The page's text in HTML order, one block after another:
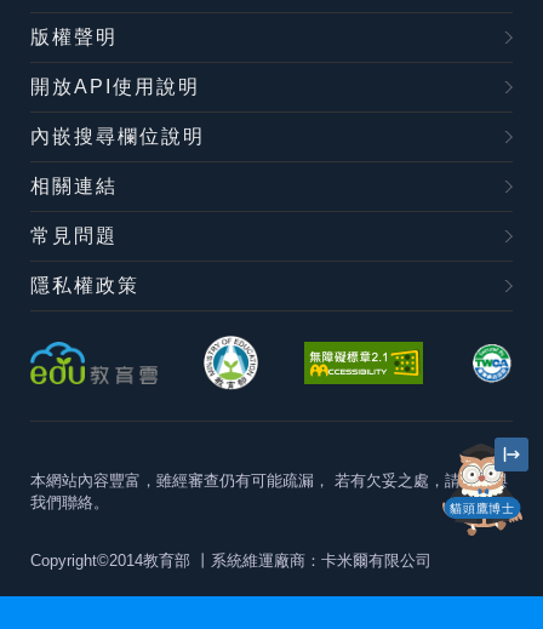
貓頭鷹博士
版權聲明
開放API使用說明
內嵌搜尋欄位說明
相關連結
常見問題
隱私權政策
本網站內容豐富，雖經審查仍有可能疏漏， 若有欠妥之處，請隨時與
我們聯絡。
Copyright©2014教育部 丨系統維運廠商：卡米爾有限公司